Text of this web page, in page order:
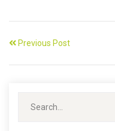
Previous Post